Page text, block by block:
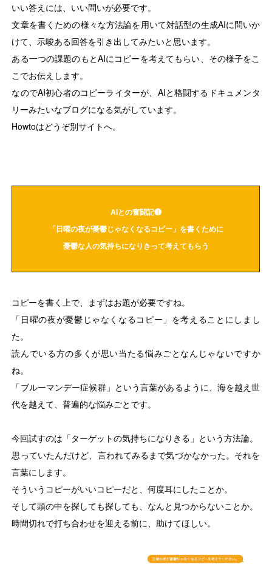
いい答えには、いい問いが必要です。
文章を書くための様々な方法論を用いて対話型の生成AIに問いか
けて、示唆ある回答を引き出してみたいと思います。
ある一つの課題のもとAIにコピーを考えてもらい、その様子をこ
こでお伝えします。
なのでAI初心者のコピーライターが、AIと格闘するドキュメンタ
リーみたいなブログになる気がしています。
Howtoはどうぞ別サイトへ。
AIとの奮闘記❶
「日曜の夜が憂鬱じゃなくなるコピー」を書くために
憂鬱な人の気持ちになりきって考えてもらう
コピーを書く上で、まずはお題が必要ですね。
「日曜の夜が憂鬱じゃなくなるコピー」を考えることにしまし
た。
読んでいる方の多くが思い当たる悩みごとなんじゃないですか
ね。
「ブルーマンデー症候群」という言葉があるように、海を越え世
代を越えて、普遍的な悩みごとです。
今回試すのは「ターゲットの気持ちになりきる」という方法論。
思っていたんだけど、言われてみるまで気づかなかった。それを
言葉にします。
そういうコピーがいいコピーだと、何度耳にしたことか。
そして頭の中を探しても探しても、なんと見つからないことか。
時間切れで打ち合わせを迎える前に、助けてほしい。